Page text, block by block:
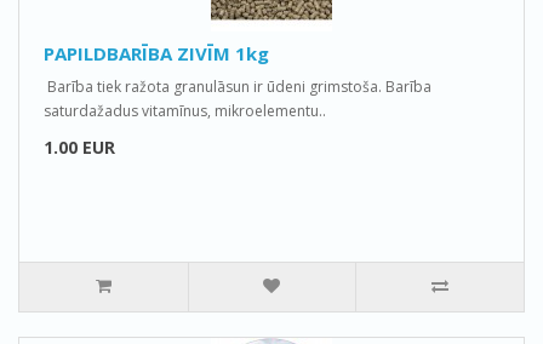
PAPILDBARĪBA ZIVĪM 1kg
Barība tiek ražota granulāsun ir ūdeni grimstoša. Barība
saturdažadus vitamīnus, mikroelementu..
1.00 EUR